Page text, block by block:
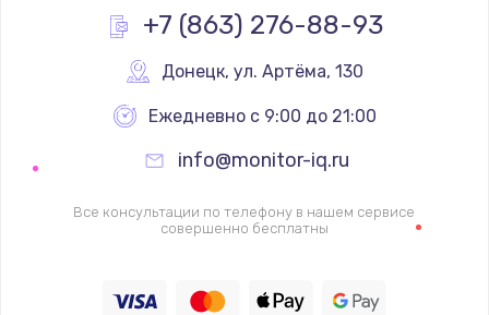
Замена видеокарты
1600 руб.
Заказать
Ремонт цепей питания
2500 руб.
Заказать
Замена жесткого диска
+7 (863) 276-88-93
Донецк, ул. Артёма, 130
Ежедневно с 9:00 до 21:00
info@monitor-iq.ru
Все консультации по телефону в нашем сервисе
совершенно бесплатны